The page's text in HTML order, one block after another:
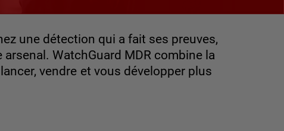
une détection qui a fait ses preuves,
WatchGuard MDR combine la
vendre et vous développer plus